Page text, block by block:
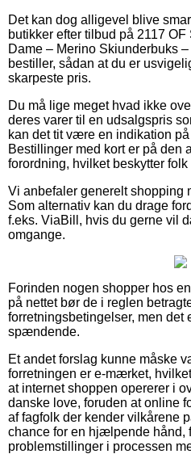
Det kan dog alligevel blive
butikker efter tilbud på 2117
Dame – Merino Skiunderbuks
bestiller, sådan at du er
skarpeste pris.
Du må lige meget hvad ikke
deres varer til en udsalgspris
kan det tit være en indikation
Bestillinger med kort er på den
forordning, hvilket beskytter
Vi anbefaler generelt shopping
Som alternativ kan du drage
f.eks. ViaBill, hvis du gerne vil
omgange.
Forinden nogen shopper hos
på nettet bør de i reglen
forretningsbetingelser, men det
spændende.
Et andet forslag kunne måske
forretningen er e-mærket,
at internet shoppen opererer i
danske love, foruden at online
af fagfolk der kender vilkårene
chance for en hjælpende hånd,
problemstillinger i processen